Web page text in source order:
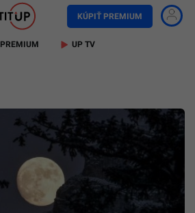
KÚPIŤ PREMIUM
PREMIUM UP TV